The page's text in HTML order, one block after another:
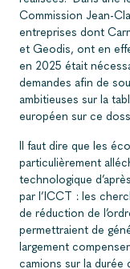
Commission Jean-
entreprises dont
et Geodis, ont en
en 2025 était
demandes afin de
ambitieuses sur la
européen sur ce
Il faut dire que les
particulièrement
technologique
par l’ICCT : les
de réduction de
permettraient de
largement
camions sur la durée